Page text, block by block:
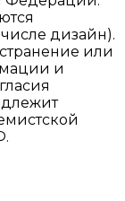
дизайн).
или
и